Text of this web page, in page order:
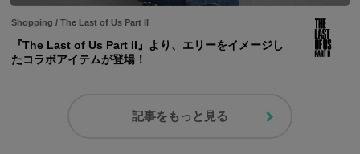
Shopping / The Last of Us Part II
『The Last of Us Part II』より、エリーをイメージし
たコラボアイテムが登場！
記事をもっと見る